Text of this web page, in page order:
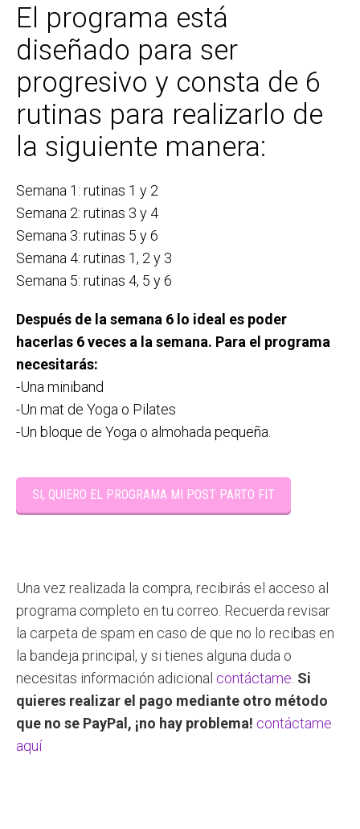
El programa está
diseñado para ser
progresivo y consta de 6
rutinas para realizarlo de
la siguiente manera:
Semana 1: rutinas 1 y 2
Semana 2: rutinas 3 y 4
Semana 3: rutinas 5 y 6
Semana 4: rutinas 1, 2 y 3
Semana 5: rutinas 4, 5 y 6
Después de la semana 6 lo ideal es poder
hacerlas 6 veces a la semana. Para el programa
necesitarás:
-Una miniband
-Un mat de Yoga o Pilates
-Un bloque de Yoga o almohada pequeña.
SI, QUIERO EL PROGRAMA MI POST PARTO FIT
Una vez realizada la compra, recibirás el acceso al
programa completo en tu correo. Recuerda revisar
la carpeta de spam en caso de que no lo recibas en
la bandeja principal, y si tienes alguna duda o
necesitas información adicional contáctame. Si
quieres realizar el pago mediante otro método
que no se PayPal, ¡no hay problema! contáctame
aquí